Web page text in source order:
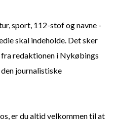
sport, 112-stof og navne -
skal indeholde. Det sker
redaktionen i Nykøbings
journalistiske
er du altid velkommen til at